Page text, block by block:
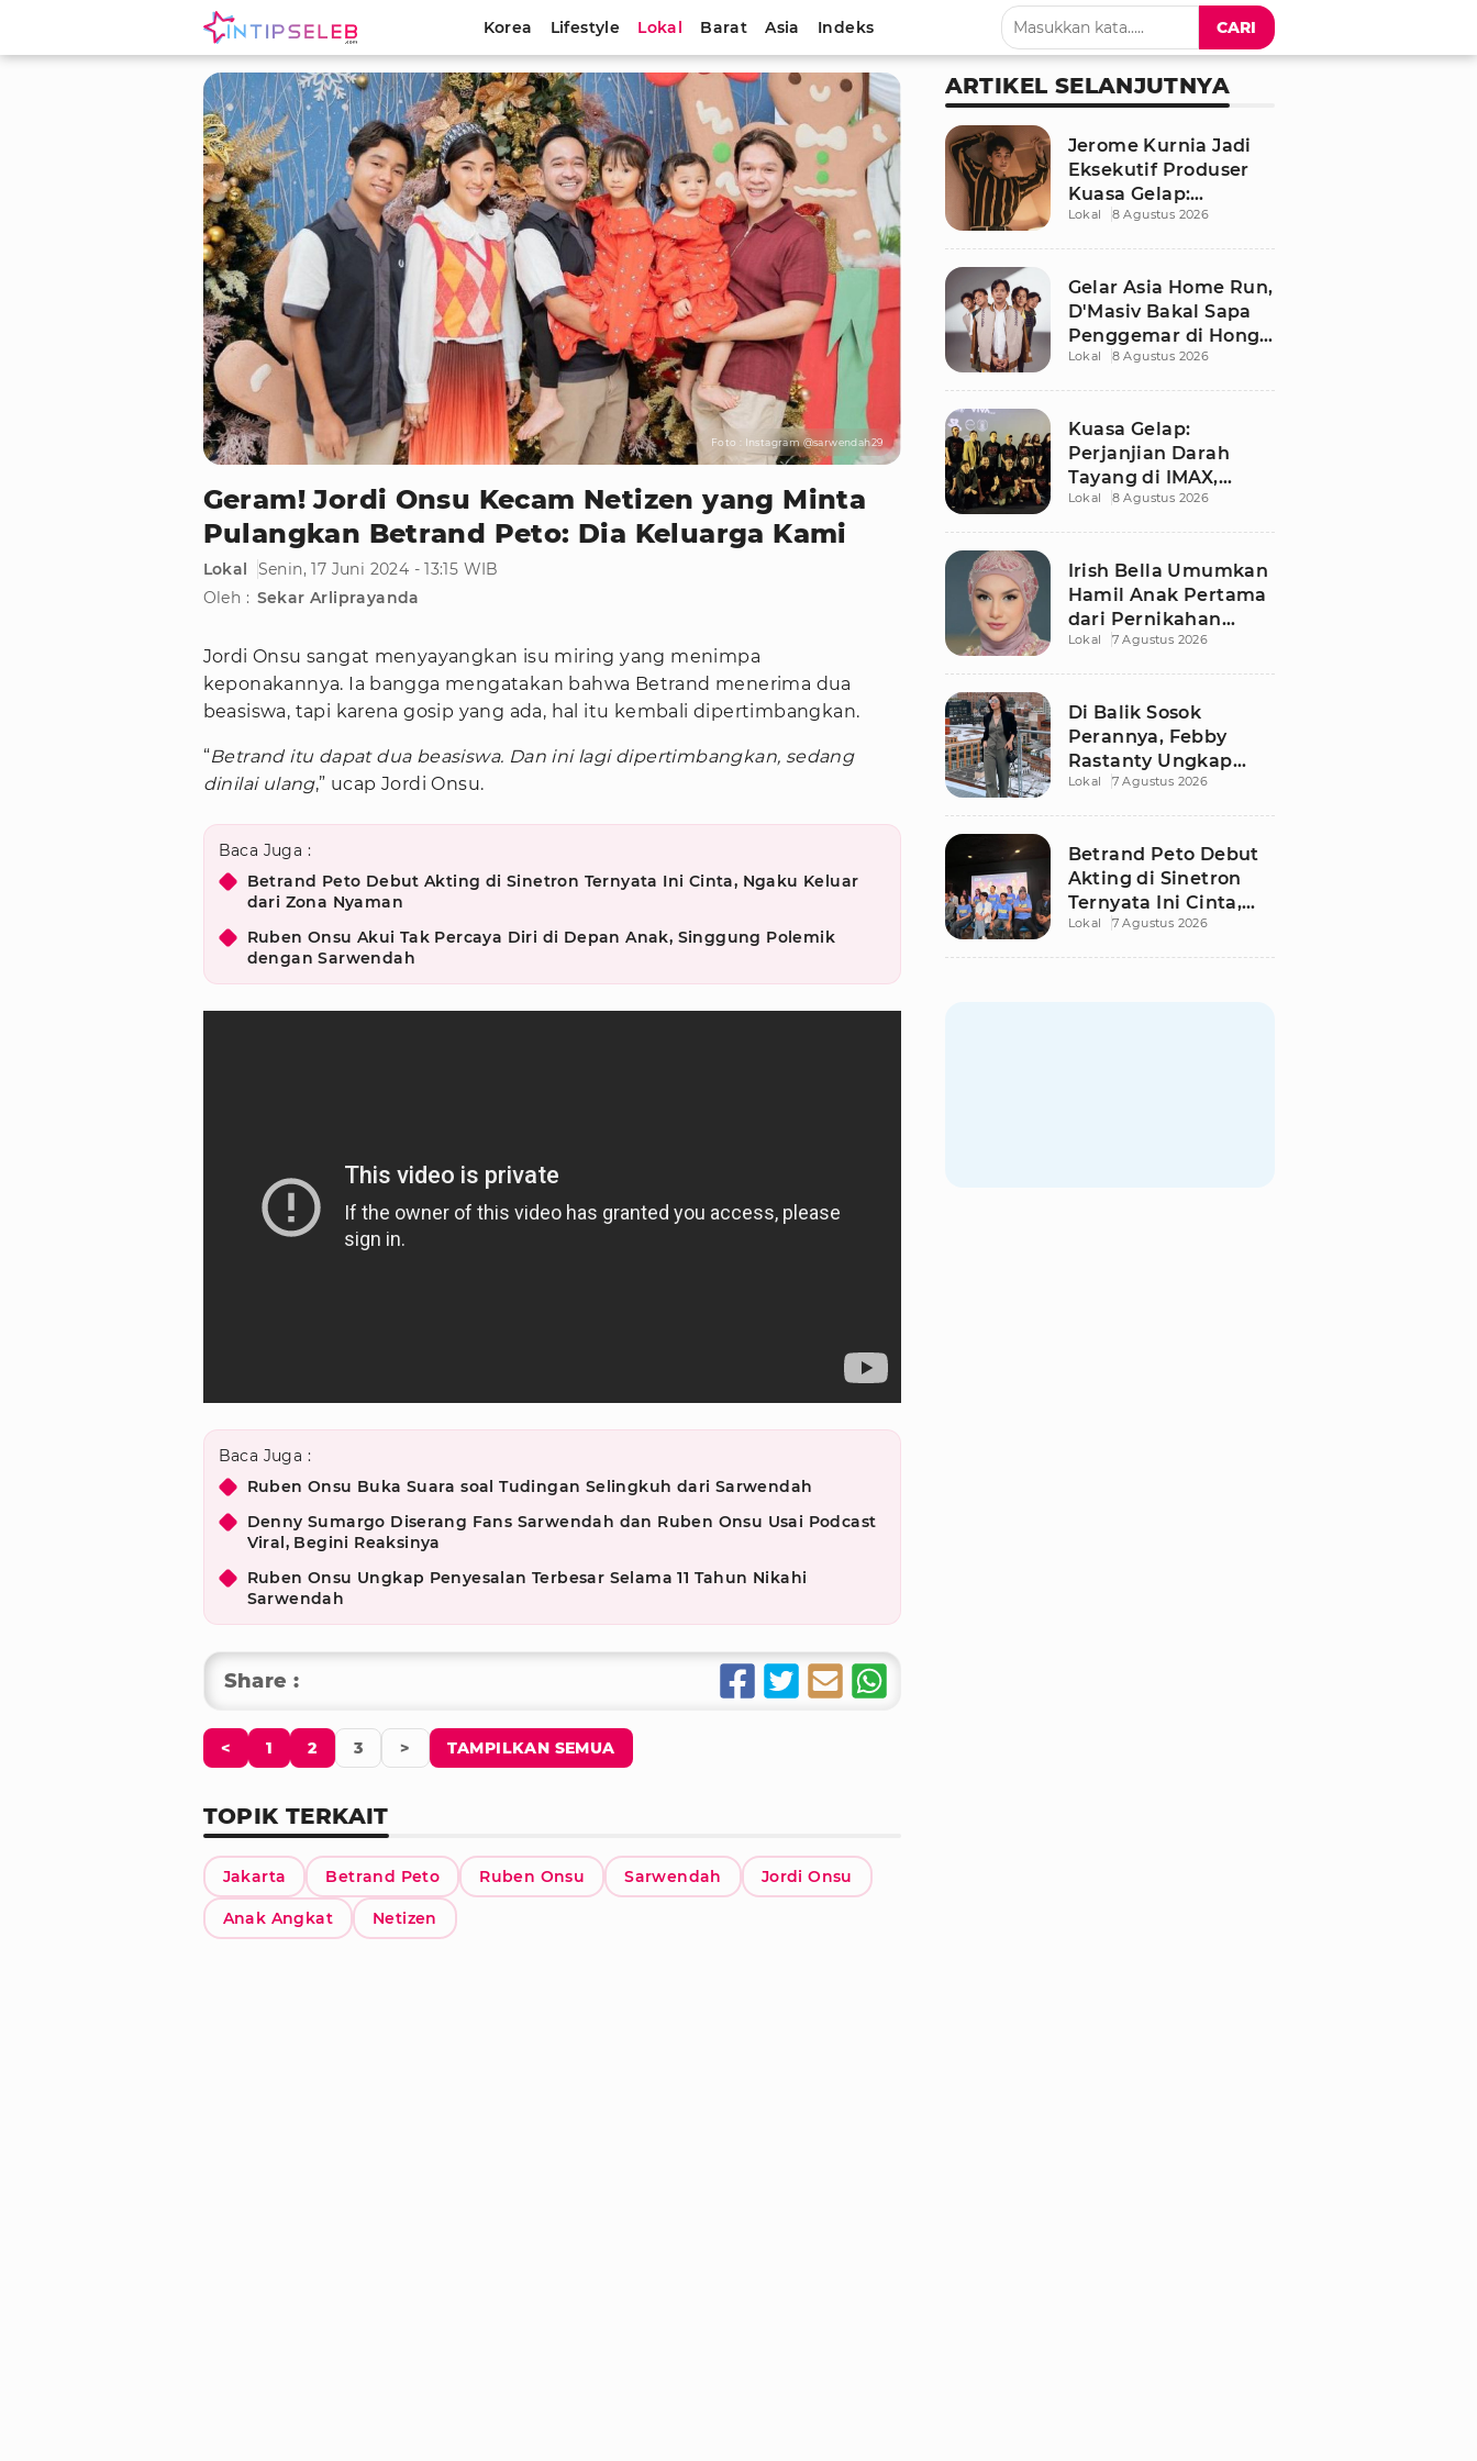
Korea Lifestyle Lokal Barat Asia Indeks CARI
Foto : Instagram @sarwendah29
Geram! Jordi Onsu Kecam Netizen yang Minta
Pulangkan Betrand Peto: Dia Keluarga Kami
Lokal
Senin, 17 Juni 2024 - 13:15 WIB
Oleh : Sekar Arliprayanda
Jordi Onsu sangat menyayangkan isu miring yang menimpa
keponakannya. Ia bangga mengatakan bahwa Betrand menerima dua
beasiswa, tapi karena gosip yang ada, hal itu kembali dipertimbangkan.
“Betrand itu dapat dua beasiswa. Dan ini lagi dipertimbangkan, sedang
dinilai ulang,” ucap Jordi Onsu.
Baca Juga :
Betrand Peto Debut Akting di Sinetron Ternyata Ini Cinta, Ngaku Keluar
dari Zona Nyaman
Ruben Onsu Akui Tak Percaya Diri di Depan Anak, Singgung Polemik
dengan Sarwendah
Baca Juga :
Ruben Onsu Buka Suara soal Tudingan Selingkuh dari Sarwendah
Denny Sumargo Diserang Fans Sarwendah dan Ruben Onsu Usai Podcast
Viral, Begini Reaksinya
Ruben Onsu Ungkap Penyesalan Terbesar Selama 11 Tahun Nikahi
Sarwendah
Share :
< 1 2 3 > TAMPILKAN SEMUA
TOPIK TERKAIT
Jakarta Betrand Peto Ruben Onsu Sarwendah Jordi Onsu
Anak Angkat Netizen
ARTIKEL SELANJUTNYA
Jerome Kurnia Jadi
Eksekutif Produser
Kuasa Gelap:
Perjanjian Darah,
Lokal 8 Agustus 2026
Gelar Asia Home Run,
D'Masiv Bakal Sapa
Penggemar di Hong
Kong
Lokal 8 Agustus 2026
Kuasa Gelap:
Perjanjian Darah
Tayang di IMAX,
Kisah Romo Rendra
Lokal 8 Agustus 2026
Irish Bella Umumkan
Hamil Anak Pertama
dari Pernikahan
dengan Haldy Sabri
Lokal 7 Agustus 2026
Di Balik Sosok
Perannya, Febby
Rastanty Ungkap
Luka Masa Kecil yang
Lokal 7 Agustus 2026
Betrand Peto Debut
Akting di Sinetron
Ternyata Ini Cinta,
Ngaku Keluar dari
Lokal 7 Agustus 2026